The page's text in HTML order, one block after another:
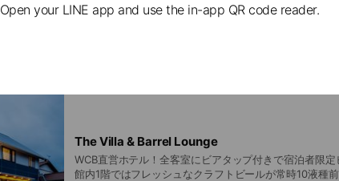
The Villa & Barrel Lounge
WCB直営ホテル！全客室にビアタップ付きで宿泊者限定
館内1階ではフレッシュなクラフトビールが常時10液種
Open your LINE app and use the in-app QR code reader.